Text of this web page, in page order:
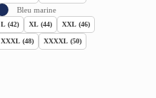
Bleu marine
L (42) XL (44) XXL (46)
XXXL (48) XXXXL (50)